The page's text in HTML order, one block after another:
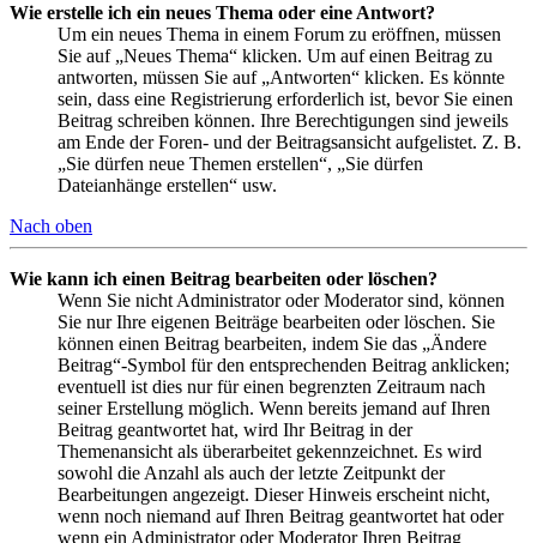
Wie erstelle ich ein neues Thema oder eine Antwort?
Um ein neues Thema in einem Forum zu eröffnen, müssen
Sie auf „Neues Thema“ klicken. Um auf einen Beitrag zu
antworten, müssen Sie auf „Antworten“ klicken. Es könnte
sein, dass eine Registrierung erforderlich ist, bevor Sie einen
Beitrag schreiben können. Ihre Berechtigungen sind jeweils
am Ende der Foren- und der Beitragsansicht aufgelistet. Z. B.
„Sie dürfen neue Themen erstellen“, „Sie dürfen
Dateianhänge erstellen“ usw.
Nach oben
Wie kann ich einen Beitrag bearbeiten oder löschen?
Wenn Sie nicht Administrator oder Moderator sind, können
Sie nur Ihre eigenen Beiträge bearbeiten oder löschen. Sie
können einen Beitrag bearbeiten, indem Sie das „Ändere
Beitrag“-Symbol für den entsprechenden Beitrag anklicken;
eventuell ist dies nur für einen begrenzten Zeitraum nach
seiner Erstellung möglich. Wenn bereits jemand auf Ihren
Beitrag geantwortet hat, wird Ihr Beitrag in der
Themenansicht als überarbeitet gekennzeichnet. Es wird
sowohl die Anzahl als auch der letzte Zeitpunkt der
Bearbeitungen angezeigt. Dieser Hinweis erscheint nicht,
wenn noch niemand auf Ihren Beitrag geantwortet hat oder
wenn ein Administrator oder Moderator Ihren Beitrag